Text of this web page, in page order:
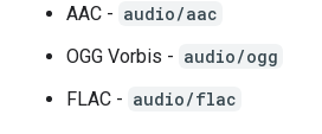
AAC - audio/aac
OGG Vorbis - audio/ogg
FLAC - audio/flac